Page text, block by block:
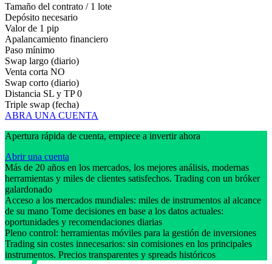
Tamaño del contrato / 1 lote
Depósito necesario
Valor de 1 pip
Apalancamiento financiero
Paso mínimo
Swap largo (diario)
Venta corta NO
Swap corto (diario)
Distancia SL y TP 0
Triple swap (fecha)
ABRA UNA CUENTA
Apertura rápida de cuenta, empiece a invertir ahora
Abrir una cuenta
Más de 20 años en los mercados, los mejores análisis, modernas
herramientas y miles de clientes satisfechos. Trading con un bróker
galardonado
Acceso a los mercados mundiales: miles de instrumentos al alcance
de su mano Tome decisiones en base a los datos actuales:
oportunidades y recomendaciones diarias
Pleno control: herramientas móviles para la gestión de inversiones
Trading sin costes innecesarios: sin comisiones en los principales
instrumentos. Precios transparentes y spreads históricos